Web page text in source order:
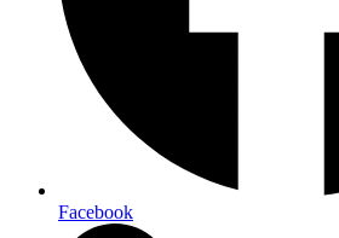
Facebook